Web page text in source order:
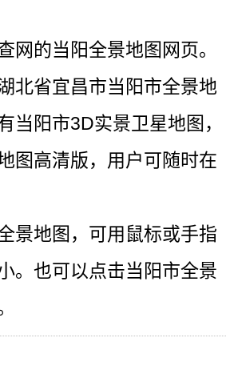
网的当阳全景地图网页。
北省宜昌市当阳市全景地
当阳市3D实景卫星地图，
图高清版，用户可随时在
景地图，可用鼠标或手指
。也可以点击当阳市全景